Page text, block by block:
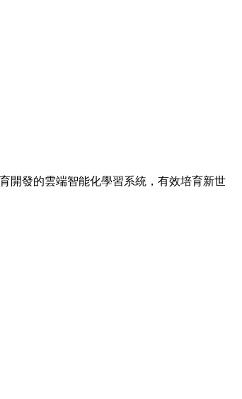
開發的雲端智能化學習系統，有效培育新世